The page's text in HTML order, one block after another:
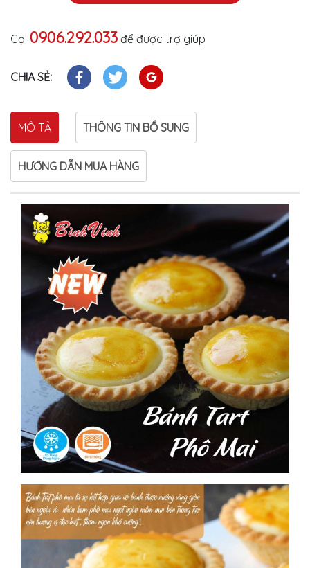
Gọi 0906.292.033 để được trợ giúp
CHIA SẺ:
MÔ TẢ THÔNG TIN BỔ SUNG
HƯỚNG DẪN MUA HÀNG